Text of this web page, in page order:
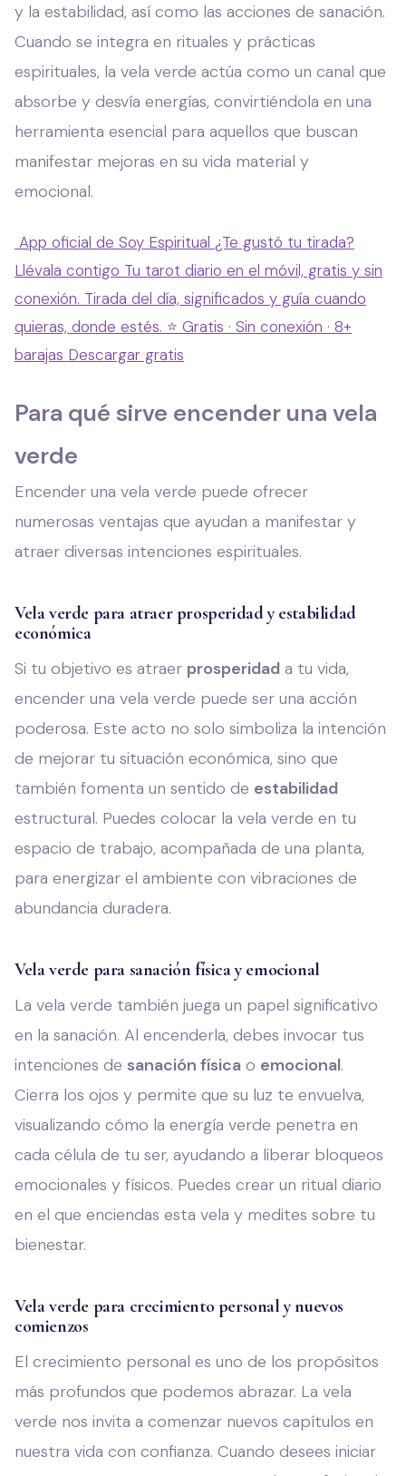
y la estabilidad, así como las acciones de sanación.
Cuando se integra en rituales y prácticas
espirituales, la vela verde actúa como un canal que
absorbe y desvía energías, convirtiéndola en una
herramienta esencial para aquellos que buscan
manifestar mejoras en su vida material y
emocional.
App oficial de Soy Espiritual ¿Te gustó tu tirada?
Llévala contigo Tu tarot diario en el móvil, gratis y sin
conexión. Tirada del día, significados y guía cuando
quieras, donde estés. ⭐ Gratis · Sin conexión · 8+
barajas Descargar gratis
Para qué sirve encender una vela
verde
Encender una vela verde puede ofrecer
numerosas ventajas que ayudan a manifestar y
atraer diversas intenciones espirituales.
Vela verde para atraer prosperidad y estabilidad
económica
Si tu objetivo es atraer prosperidad a tu vida,
encender una vela verde puede ser una acción
poderosa. Este acto no solo simboliza la intención
de mejorar tu situación económica, sino que
también fomenta un sentido de estabilidad
estructural. Puedes colocar la vela verde en tu
espacio de trabajo, acompañada de una planta,
para energizar el ambiente con vibraciones de
abundancia duradera.
Vela verde para sanación física y emocional
La vela verde también juega un papel significativo
en la sanación. Al encenderla, debes invocar tus
intenciones de sanación física o emocional.
Cierra los ojos y permite que su luz te envuelva,
visualizando cómo la energía verde penetra en
cada célula de tu ser, ayudando a liberar bloqueos
emocionales y físicos. Puedes crear un ritual diario
en el que enciendas esta vela y medites sobre tu
bienestar.
Vela verde para crecimiento personal y nuevos
comienzos
El crecimiento personal es uno de los propósitos
más profundos que podemos abrazar. La vela
verde nos invita a comenzar nuevos capítulos en
nuestra vida con confianza. Cuando desees iniciar